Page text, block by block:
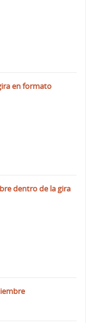
en formato
dentro de la gira